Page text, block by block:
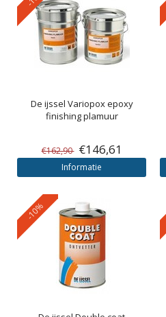
De ijssel Variopox epoxy
finishing plamuur
€162,90 €146,61
Informatie
-10%